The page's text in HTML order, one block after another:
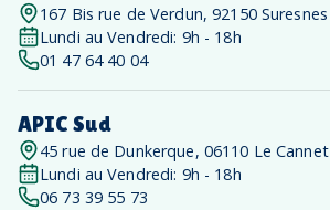
167 Bis rue de Verdun, 92150 Suresnes
Lundi au Vendredi: 9h - 18h
01 47 64 40 04
APIC Sud
45 rue de Dunkerque, 06110 Le Cannet
Lundi au Vendredi: 9h - 18h
06 73 39 55 73